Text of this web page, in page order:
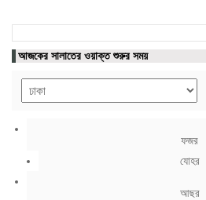
আজকের সালাতের ওয়াক্ত শুরুর সময়
ফজর
যোহর
আছর